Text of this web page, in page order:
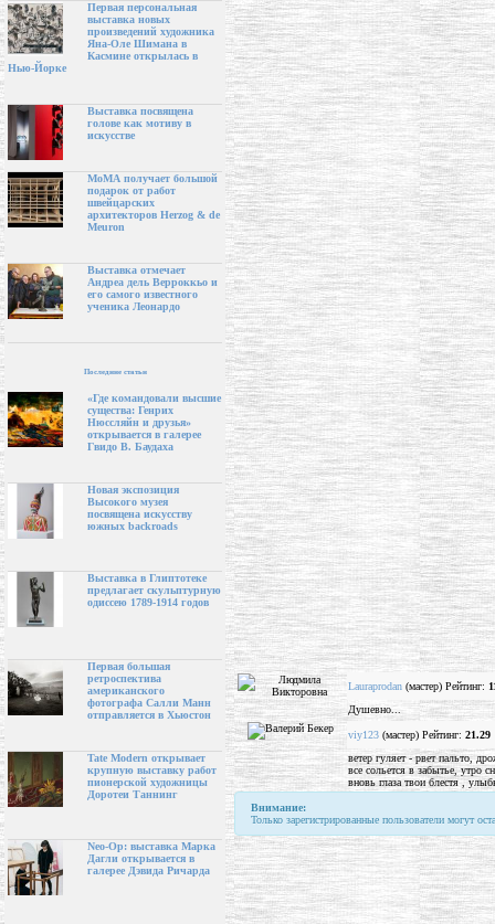
Первая персональная
выставка новых
произведений художника
Яна-Оле Шимана в
Касмине открылась в
Нью-Йорке
Выставка посвящена
голове как мотиву в
искусстве
МоМА получает большой
подарок от работ
швейцарских
архитекторов Herzog & de
Meuron
Выставка отмечает
Андреа дель Верроккьо и
его самого известного
ученика Леонардо
Последние статьи
«Где командовали высшие
существа: Генрих
Нюссляйн и друзья»
открывается в галерее
Гвидо В. Баудаха
Новая экспозиция
Высокого музея
посвящена искусству
южных backroads
Выставка в Глиптотеке
предлагает скульптурную
одиссею 1789-1914 годов
Первая большая
ретроспектива
американского
фотографа Салли Манн
отправляется в Хьюстон
Tate Modern открывает
крупную выставку работ
пионерской художницы
Доротеи Таннинг
Neo-Op: выставка Марка
Дагли открывается в
галерее Дэвида Ричарда
Lauraprodan (мастер) Рейтинг:
Душевно...
viy123 (мастер) Рейтинг: 21.29
ветер гуляет - рвет пальто,
все сольется в забытье, утро
вновь глаза твои блестя ,
Внимание:
Только зарегистрированные пользователи могут